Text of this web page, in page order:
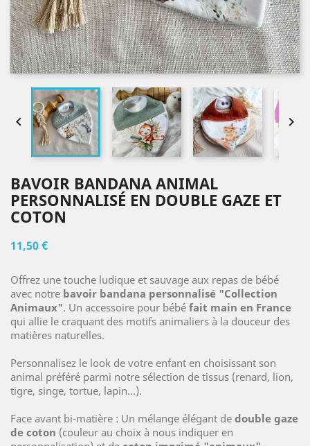
 
BAVOIR BANDANA ANIMAL
PERSONNALISÉ EN DOUBLE GAZE ET
COTON
11,50 €
Offrez une touche ludique et sauvage aux repas de bébé
avec notre bavoir bandana personnalisé "Collection
Animaux". Un accessoire pour bébé fait main en France
qui allie le craquant des motifs animaliers à la douceur des
matières naturelles.
Personnalisez le look de votre enfant en choisissant son
animal préféré parmi notre sélection de tissus (renard, lion,
tigre, singe, tortue, lapin…).
Face avant bi-matière : Un mélange élégant de double gaze
de coton (couleur au choix à nous indiquer en